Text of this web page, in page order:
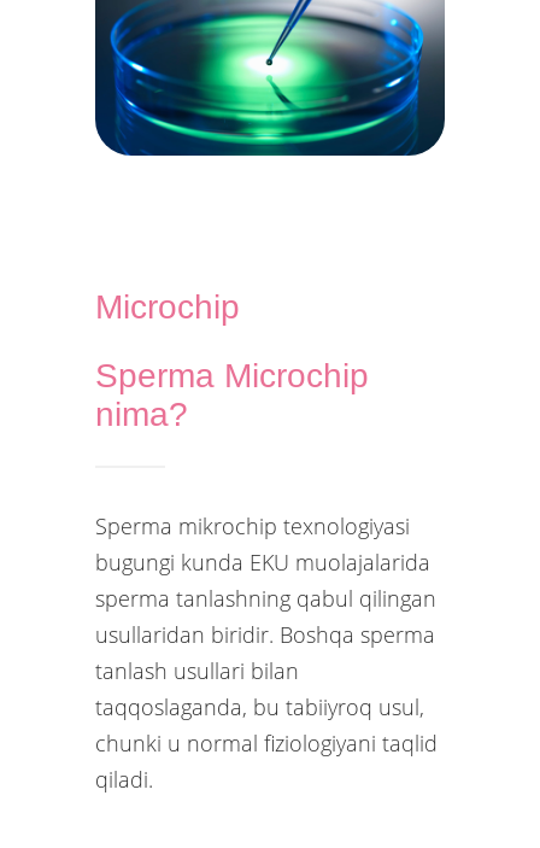
Microchip
Sperma Microchip
nima?
Sperma mikrochip texnologiyasi
bugungi kunda EKU muolajalarida
sperma tanlashning qabul qilingan
usullaridan biridir. Boshqa sperma
tanlash usullari bilan
taqqoslaganda, bu tabiiyroq usul,
chunki u normal fiziologiyani taqlid
qiladi.